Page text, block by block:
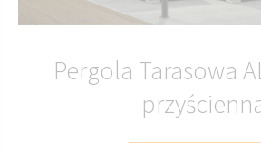
Pergola Tarasowa